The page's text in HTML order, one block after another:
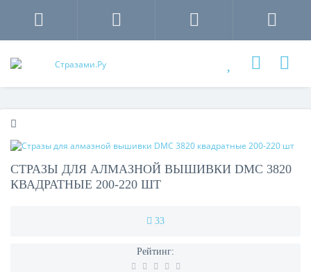
СТРАЗЫ ДЛЯ АЛМАЗНОЙ ВЫШИВКИ DMC 3820
КВАДРАТНЫЕ 200-220 ШТ
33
Рейтинг: